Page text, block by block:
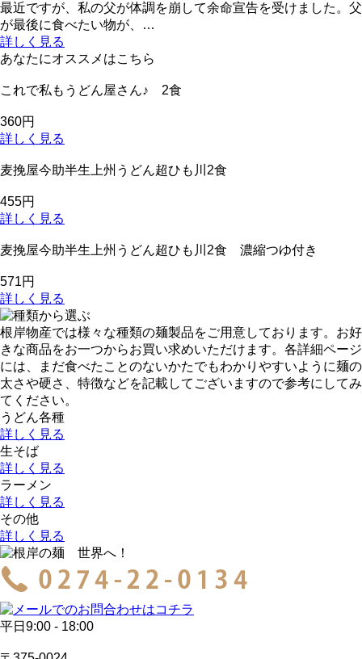
最近ですが、私の父が体調を崩して余命宣告を受けました。父
が最後に食べたい物が、…
詳しく見る
あなたにオススメはこちら
これで私もうどん屋さん♪ 2食
360円
詳しく見る
麦挽屋今助半生上州うどん超ひも川2食
455円
詳しく見る
麦挽屋今助半生上州うどん超ひも川2食 濃縮つゆ付き
571円
詳しく見る
根岸物産では様々な種類の麺製品をご用意しております。お好
きな商品をお一つからお買い求めいただけます。各詳細ページ
には、まだ食べたことのないかたでもわかりやすいように麺の
太さや硬さ、特徴などを記載してございますので参考にしてみ
てください。
うどん各種
詳しく見る
生そば
詳しく見る
ラーメン
詳しく見る
その他
詳しく見る
平日9:00 - 18:00